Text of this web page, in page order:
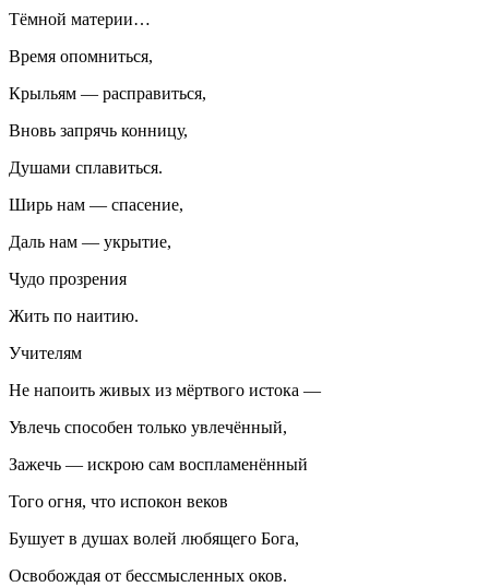
Тёмной материи…
Время опомниться,
Крыльям — расправиться,
Вновь запрячь конницу,
Душами сплавиться.
Ширь нам — спасение,
Даль нам — укрытие,
Чудо прозрения
Жить по наитию.
Учителям
Не напоить живых из мёртвого истока —
Увлечь способен только увлечённый,
Зажечь — искрою сам воспламенённый
Того огня, что испокон веков
Бушует в душах волей любящего Бога,
Освобождая от бессмысленных оков.